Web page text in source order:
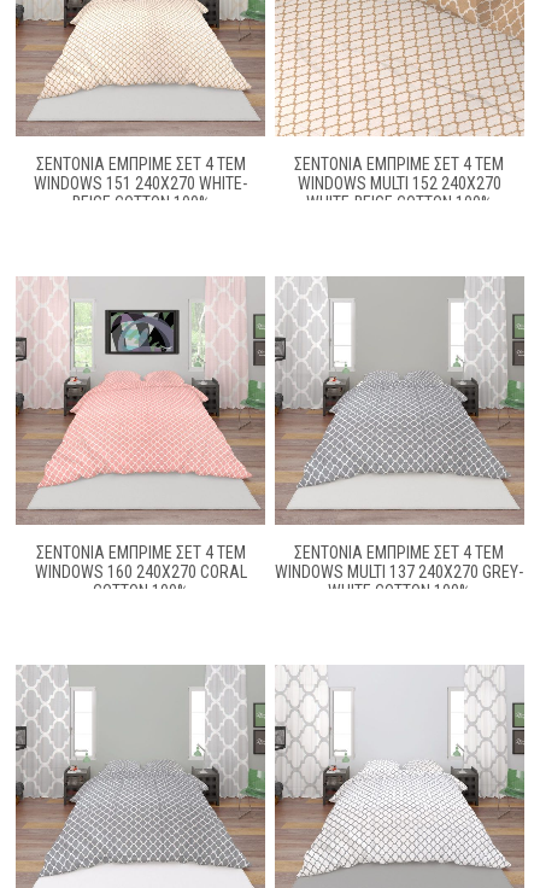
ΣΕΝΤΟΝΙΑ ΕΜΠΡΙΜΕ ΣΕΤ 4 ΤΕΜ
WINDOWS 151 240X270 WHITE-
BEIGE COTTON 100%
ΣΕΝΤΟΝΙΑ ΕΜΠΡΙΜΕ ΣΕΤ 4 ΤΕΜ
WINDOWS MULTI 152 240X270
WHITE-BEIGE COTTON 100%
ΣΕΝΤΟΝΙΑ ΕΜΠΡΙΜΕ ΣΕΤ 4 ΤΕΜ
WINDOWS 160 240X270 CORAL
COTTON 100%
ΣΕΝΤΟΝΙΑ ΕΜΠΡΙΜΕ ΣΕΤ 4 ΤΕΜ
WINDOWS MULTI 137 240X270 GREY-
WHITE COTTON 100%